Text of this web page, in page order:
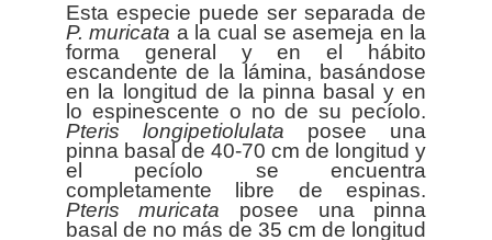
Esta especie puede ser separada de
P. muricata a la cual se asemeja en la
forma general y en el hábito
escandente de la lámina, basándose
en la longitud de la pinna basal y en
lo espinescente o no de su pecíolo.
Pteris longipetiolulata posee una
pinna basal de 40-70 cm de longitud y
el pecíolo se encuentra
completamente libre de espinas.
Pteris muricata posee una pinna
basal de no más de 35 cm de longitud